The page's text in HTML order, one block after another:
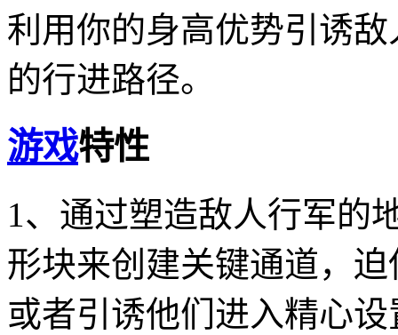
利用你的身高优势引诱
的行进路径。
游戏特性
1、通过塑造敌人行军的
形块来创建关键通道，
或者引诱他们进入精心